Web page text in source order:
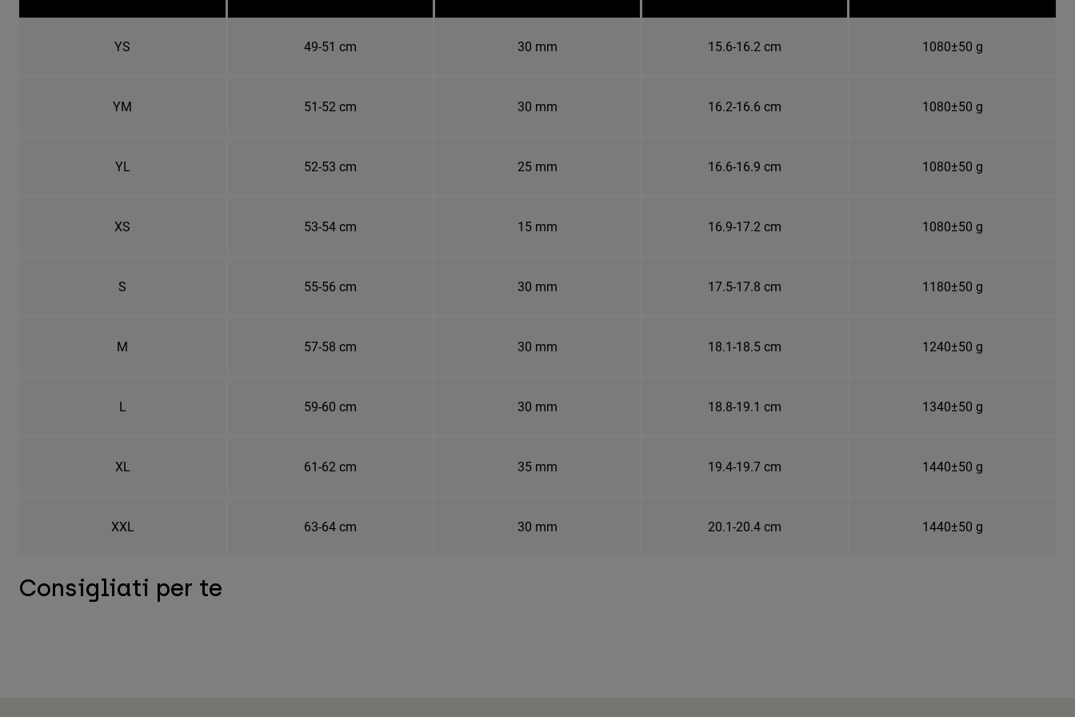
YS 49-51 cm 30 mm 15.6-16.2 cm 1080±50 g
YM 51-52 cm 30 mm 16.2-16.6 cm 1080±50 g
YL 52-53 cm 25 mm 16.6-16.9 cm 1080±50 g
XS 53-54 cm 15 mm 16.9-17.2 cm 1080±50 g
S 55-56 cm 30 mm 17.5-17.8 cm 1180±50 g
M 57-58 cm 30 mm 18.1-18.5 cm 1240±50 g
L 59-60 cm 30 mm 18.8-19.1 cm 1340±50 g
XL 61-62 cm 35 mm 19.4-19.7 cm 1440±50 g
XXL 63-64 cm 30 mm 20.1-20.4 cm 1440±50 g
Consigliati per te